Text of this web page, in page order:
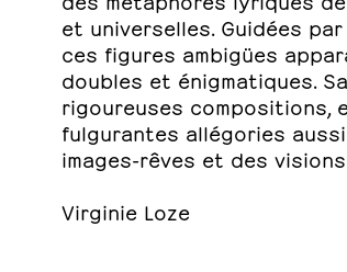
et universelles. Guidées
ces figures ambigües
doubles et énigmatiques.
rigoureuses compositions,
fulgurantes allégories
images-rêves et des
Virginie Loze